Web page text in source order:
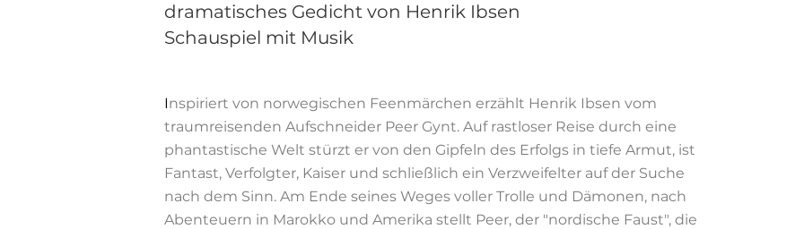
dramatisches Gedicht von Henrik Ibsen
Schauspiel mit Musik
Inspiriert von norwegischen Feenmärchen erzählt Henrik Ibsen vom
traumreisenden Aufschneider Peer Gynt. Auf rastloser Reise durch eine
phantastische Welt stürzt er von den Gipfeln des Erfolgs in tiefe Armut, ist
Fantast, Verfolgter, Kaiser und schließlich ein Verzweifelter auf der Suche
nach dem Sinn. Am Ende seines Weges voller Trolle und Dämonen, nach
Abenteuern in Marokko und Amerika stellt Peer, der "nordische Faust", die